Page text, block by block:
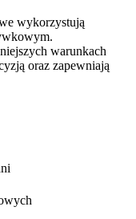
wykorzystują
warunkach
oraz zapewniają